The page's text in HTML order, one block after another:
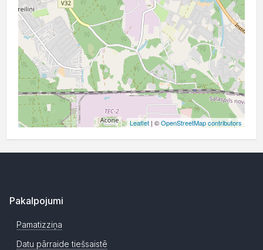
Leaflet | ©OpenStreetMap contributors
Pakalpojumi
Pamatizziņa
Datu pārraide tiešsaistē